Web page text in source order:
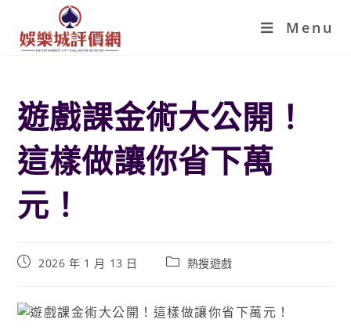
Menu
遊戲課金術大公開！
這樣做讓你省下萬
元！
2026 年 1 月 13 日 熱搜遊戲